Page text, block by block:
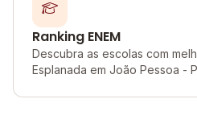
Ranking ENEM
Descubra as escolas com
Esplanada em João Pessoa -